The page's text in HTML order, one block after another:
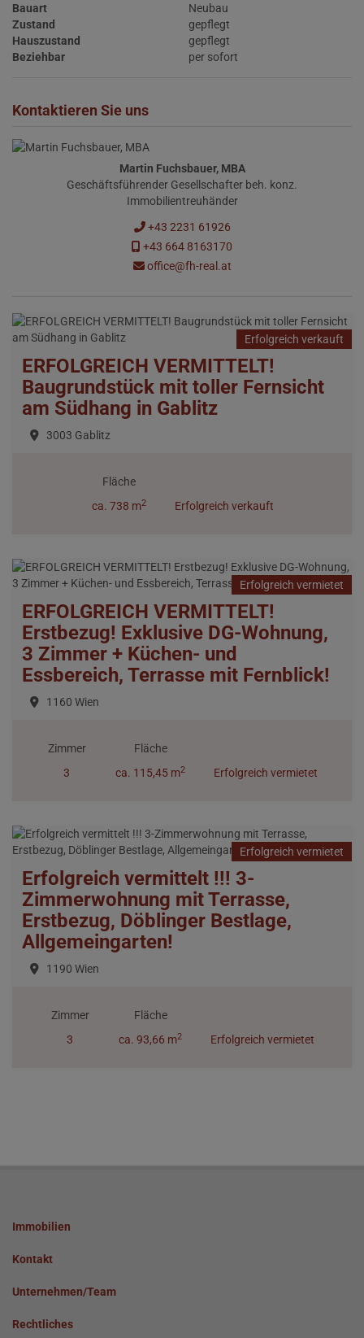
Bauart
Neubau
Zustand
gepflegt
Hauszustand
gepflegt
Beziehbar
per sofort
Kontaktieren Sie uns
Martin Fuchsbauer, MBA
Geschäftsführender Gesellschafter beh. konz.
Immobilientreuhänder
+43 2231 61926
+43 664 8163170
office@fh-real.at
Erfolgreich verkauft
ERFOLGREICH VERMITTELT!
Baugrundstück mit toller Fernsicht
am Südhang in Gablitz
3003 Gablitz
Fläche
ca. 738 m2 Erfolgreich verkauft
Erfolgreich vermietet
ERFOLGREICH VERMITTELT!
Erstbezug! Exklusive DG-Wohnung,
3 Zimmer + Küchen- und
Essbereich, Terrasse mit Fernblick!
1160 Wien
Zimmer
3
Fläche
ca. 115,45 m2 Erfolgreich vermietet
Erfolgreich vermietet
Erfolgreich vermittelt !!! 3-
Zimmerwohnung mit Terrasse,
Erstbezug, Döblinger Bestlage,
Allgemeingarten!
1190 Wien
Zimmer
3
Fläche
ca. 93,66 m2 Erfolgreich vermietet
Immobilien
Kontakt
Unternehmen/Team
Rechtliches